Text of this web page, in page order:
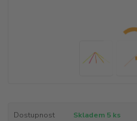
Dostupnost
Skladem 5 ks